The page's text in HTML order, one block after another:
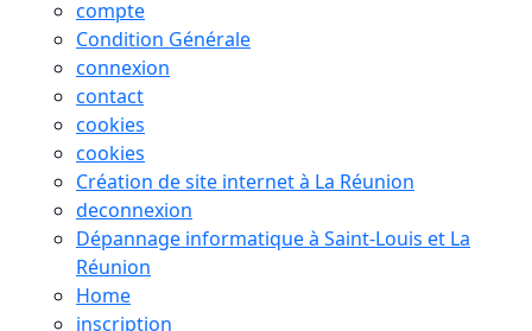
compte
Condition Générale
connexion
contact
cookies
cookies
Création de site internet à La Réunion
deconnexion
Dépannage informatique à Saint-Louis et La
Réunion
Home
inscription